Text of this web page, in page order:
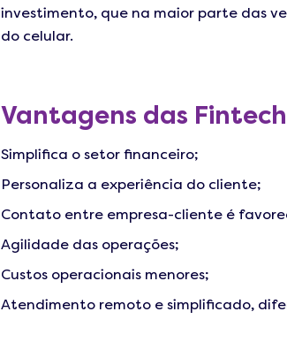
investimento, que na maior parte das
do celular.
Vantagens das
Simplifica o setor financeiro;
Personaliza a experiência do cliente;
Contato entre empresa-cliente é
Agilidade das operações;
Custos operacionais menores;
Atendimento remoto e simplificado,